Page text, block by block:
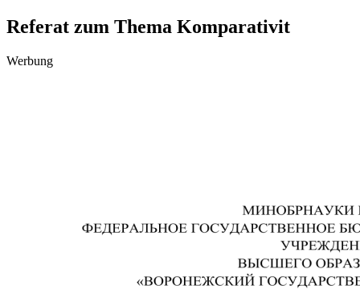
Referat zum Thema Komparativit
Werbung